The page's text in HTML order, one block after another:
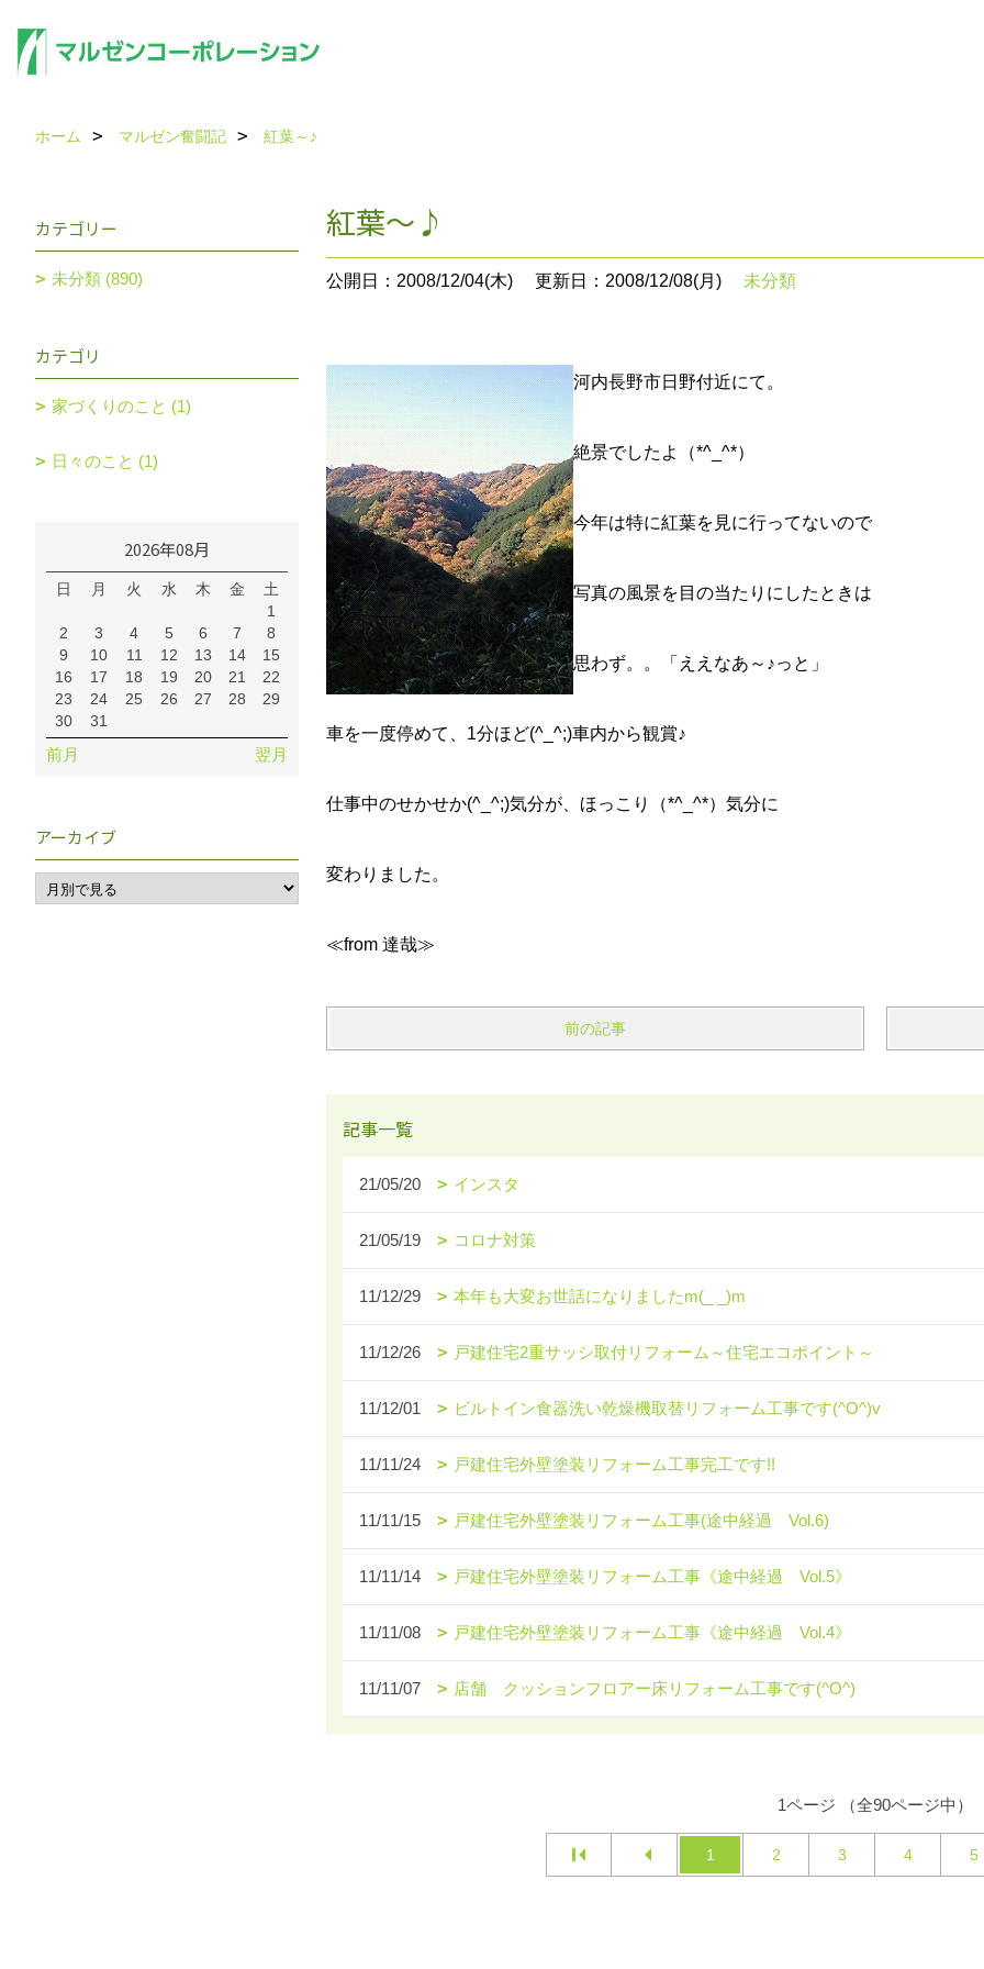
ホーム マルゼン奮闘記 紅葉～♪
紅葉～♪
公開日：2008/12/04(木) 更新日：2008/12/08(月) 未分類
河内長野市日野付近にて。
絶景でしたよ（*^_^*）
今年は特に紅葉を見に行ってないので
写真の風景を目の当たりにしたときは
思わず。。「ええなあ～♪っと」
車を一度停めて、1分ほど(^_^;)車内から観賞♪
仕事中のせかせか(^_^;)気分が、ほっこり（*^_^*）気分に
変わりました。
≪from 達哉≫
前の記事
記事一覧
21/05/20 インスタ
21/05/19 コロナ対策
11/12/29 本年も大変お世話になりましたm(_ _)m
11/12/26 戸建住宅2重サッシ取付リフォーム～住宅エコポイント～
11/12/01 ビルトイン食器洗い乾燥機取替リフォーム工事です(^O^)v
11/11/24 戸建住宅外壁塗装リフォーム工事完工です!!
11/11/15 戸建住宅外壁塗装リフォーム工事(途中経過 Vol.6)
11/11/14 戸建住宅外壁塗装リフォーム工事《途中経過 Vol.5》
11/11/08 戸建住宅外壁塗装リフォーム工事《途中経過 Vol.4》
11/11/07 店舗 クッションフロアー床リフォーム工事です(^O^)
1ページ （全90ページ中）
1 2 3 4 5
カテゴリー
未分類 (890)
カテゴリ
家づくりのこと (1)
日々のこと (1)
2026年08月
日 月 火 水 木 金
土
1
2
3 4 5 6 7
8
9
10 11 12 13 14
15
16
17 18 19 20 21
22
23
24 25 26 27 28
29
30
31
前月 翌月
アーカイブ